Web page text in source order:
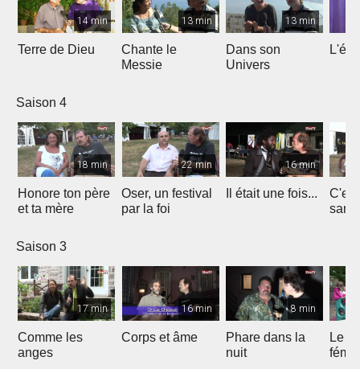
14 min
Terre de Dieu
13 min
Chante le
Messie
13 min
Dans son
Univers
Saison 4
18 min
Honore ton père
et ta mère
22 min
Oser, un festival
par la foi
16 min
Il était une fois...
Saison 3
17 min
Comme les
anges
16 min
Corps et âme
8 min
Phare dans la
nuit
Le